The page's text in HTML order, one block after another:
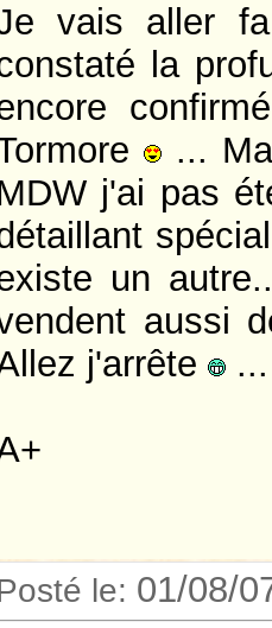
vais aller
la
...
j'ai pas
un
aussi
j'arrête
...
le: 01/08/